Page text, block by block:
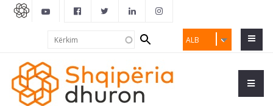
ALB
Search
form